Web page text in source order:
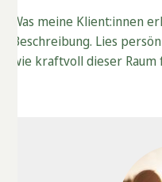
Was meine Klient:innen
Beschreibung. Lies
wie kraftvoll dieser